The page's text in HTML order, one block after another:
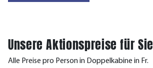
Unsere Aktionspreise für Sie
Alle Preise pro Person in Doppelkabine in Fr.